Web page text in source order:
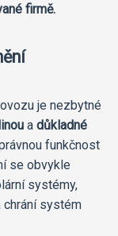
firmě.
je nezbytné
a důkladné
funkčnost
se obvykle
systémy,
chrání systém